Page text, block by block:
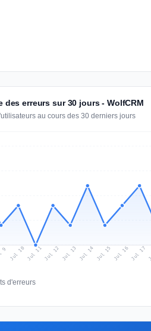
des erreurs sur 30 jours - WolfCRM
au cours des 30 derniers jours
9 Jul 10 Jul 11Jul 12 Jul 13 Jul 14 Jul 15 Jul 16Jul 17
d'erreurs